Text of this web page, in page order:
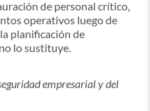
de personal crítico,
operativos luego de
planificación de
lo sustituye.
empresarial y del